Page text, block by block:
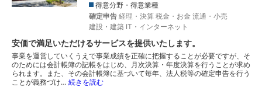
得意分野・得意業種
確定申告 経理・決算 税金・お金 流通・小売
建設・建築 IT・インターネット
安価で満足いただけるサービスを提供いたします。
事業を運営していくうえで事業成績を正確に把握することが必要ですが、そ
のためには会計帳簿の記帳をはじめ、月次決算・年度決算を行うことが求め
られます。また、その会計帳簿に基づいて毎年、法人税等の確定申告を行う
ことが義務づけ… 続きを読む